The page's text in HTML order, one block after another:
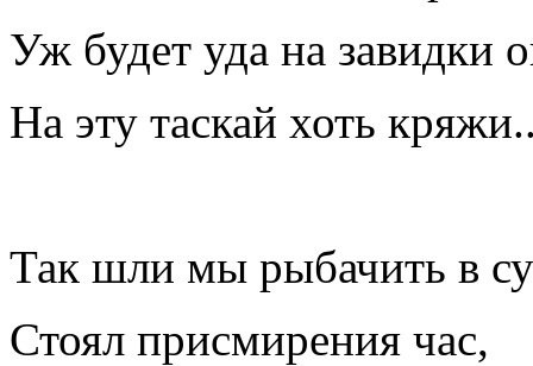
Уж будет уда на
На эту таскай хоть
Так шли мы рыбачить в
Стоял присмирения час,